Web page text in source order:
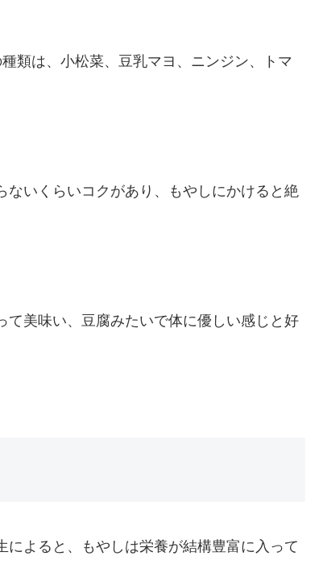
類は、小松菜、豆乳マヨ、ニンジン、トマ
いくらいコクがあり、もやしにかけると絶
美味い、豆腐みたいで体に優しい感じと好
よると、もやしは栄養が結構豊富に入って